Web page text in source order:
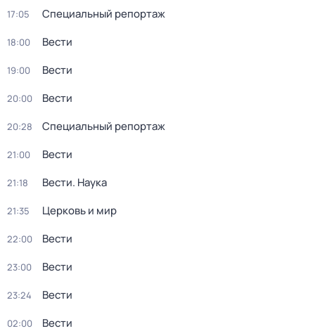
17:05 Специальный репортаж
18:00 Вести
19:00 Вести
20:00 Вести
20:28 Специальный репортаж
21:00 Вести
21:18 Вести. Наука
21:35 Церковь и мир
22:00 Вести
23:00 Вести
23:24 Вести
02:00 Вести